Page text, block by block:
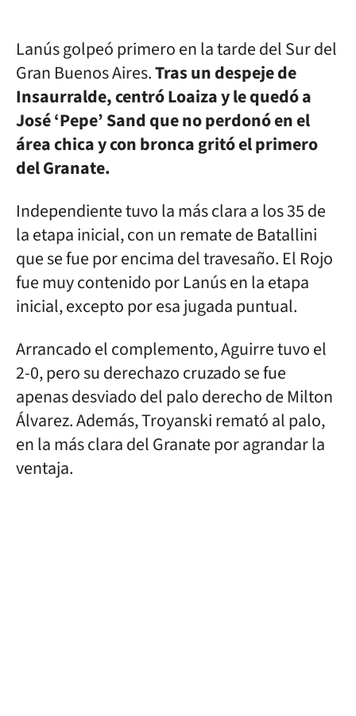
Lanús golpeó primero en la tarde del Sur del
Gran Buenos Aires.Tras un despeje de
Insaurralde, centró Loaiza y le quedó a
José ‘Pepe’ Sand que no perdonó en el
área chica y con bronca gritó el primero
del Granate.
Independiente tuvo la más clara a los 35 de
la etapa inicial, con un remate de Batallini
que se fue por encima del travesaño. El Rojo
fue muy contenido por Lanús en la etapa
inicial, excepto por esa jugada puntual.
Arrancado el complemento, Aguirre tuvo el
2-0, pero su derechazo cruzado se fue
apenas desviado del palo derecho de Milton
Álvarez. Además, Troyanski remató al palo,
en la más clara del Granate por agrandar la
ventaja.